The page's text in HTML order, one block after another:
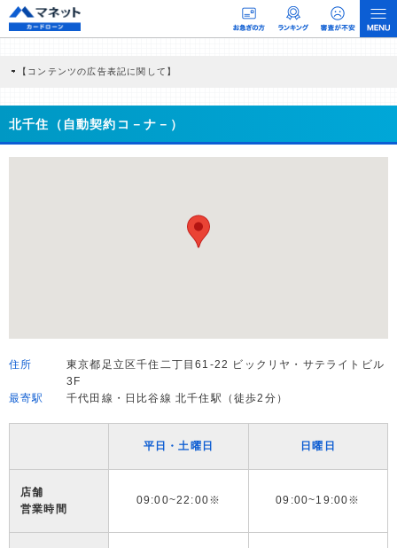
【コンテンツの広告表記に関して】
商品を根拠なくPRするものではなく、当編集部の調査／ユーザーへの口コミ収集な
どに基づき、公平性を担保した情報提供を行っています。
>提携企業一覧
北千住（自動契約コ－ナ－）
住所
東京都足立区千住二丁目61-22 ビックリヤ・サテライトビル
3F
最寄駅
千代田線・日比谷線 北千住駅（徒歩2分）
平日・土曜日 日曜日
店舗
営業時間
09:00~22:00※ 09:00~19:00※